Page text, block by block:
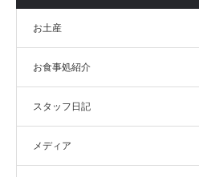
お土産
お食事処紹介
スタッフ日記
メディア